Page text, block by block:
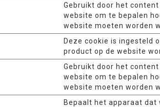
Gebruikt door het
website om te bepalen
website moeten worden
Deze cookie is ingesteld
product op de website
Gebruikt door het
website om te bepalen
website moeten worden
Bepaalt het apparaat